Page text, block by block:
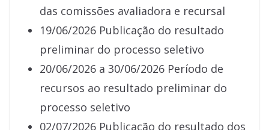
das comissões avaliadora e recursal
19/06/2026 Publicação do resultado
preliminar do processo seletivo
20/06/2026 a 30/06/2026 Período de
recursos ao resultado preliminar do
processo seletivo
02/07/2026 Publicação do resultado dos